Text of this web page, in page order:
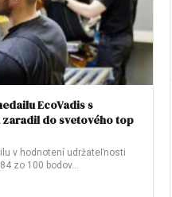
EcoVadis s
zaradil do svetového top
v hodnotení udržateľnosti
zo 100 bodov…